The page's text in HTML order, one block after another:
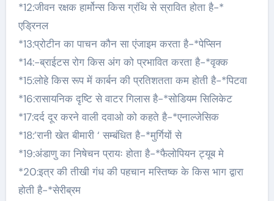
*12:जीवन रक्षक हार्मोन्स किस ग्रंथि से स्रावित होता है-*
एड्रिनल
*13:प्रोटीन का पाचन कौन सा एंजाइम करता है-*पेप्सिन
*14:-ब्राईटस रोग किस अंग को प्रभावित करता है-*वृक्क
*15:लोहे किस रूप में कार्बन की प्रतिशतता कम होती है-*पिटवा
*16:रासायनिक दृष्टि से वाटर गिलास है-*सोडियम सिलिकेट
*17:दर्द दूर करने वाली दवाओ को कहते है-*एनाल्जेसिक
*18:’रानी खेत बीमारी ‘ सम्बंधित है-*मुर्गियों से
*19:अंडाणु का निषेचन प्रायः होता है-*फैलोपियन ट्यूब मे
*20:इत्र की तीखी गंध की पहचान मस्तिष्क के किस भाग द्वारा
होती है-*सेरीब्रम